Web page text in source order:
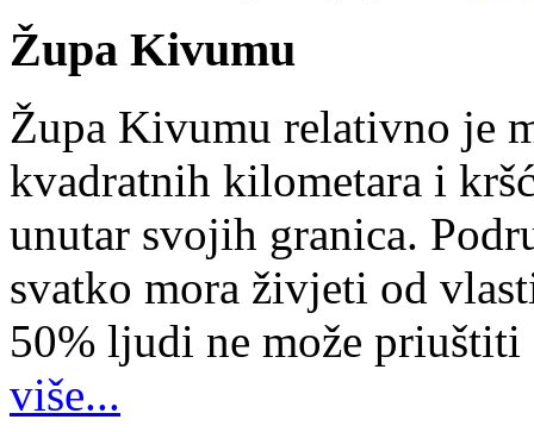
Župa Kivumu
Župa Kivumu relativno je
kvadratnih kilometara i
unutar svojih granica.
svatko mora živjeti od
50% ljudi ne može
više...